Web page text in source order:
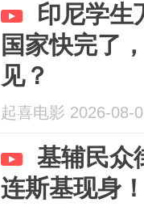
印尼学生
国家快完了
见？
起喜电影 2026-08-
基辅民众
连斯基现身